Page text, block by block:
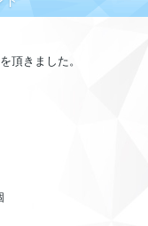
頂きました。